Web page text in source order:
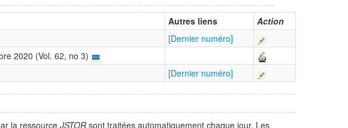
Autres liens
Action
[Dernier numéro]
2020 (Vol. 62, no 3)
[Dernier numéro]
la ressource JSTOR sont traitées automatiquement chaque jour. Les